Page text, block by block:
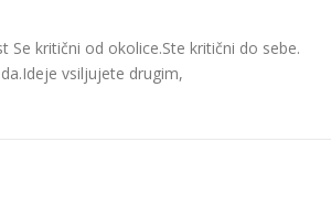
kritični od okolice.Ste kritični do sebe.
vsiljujete drugim,